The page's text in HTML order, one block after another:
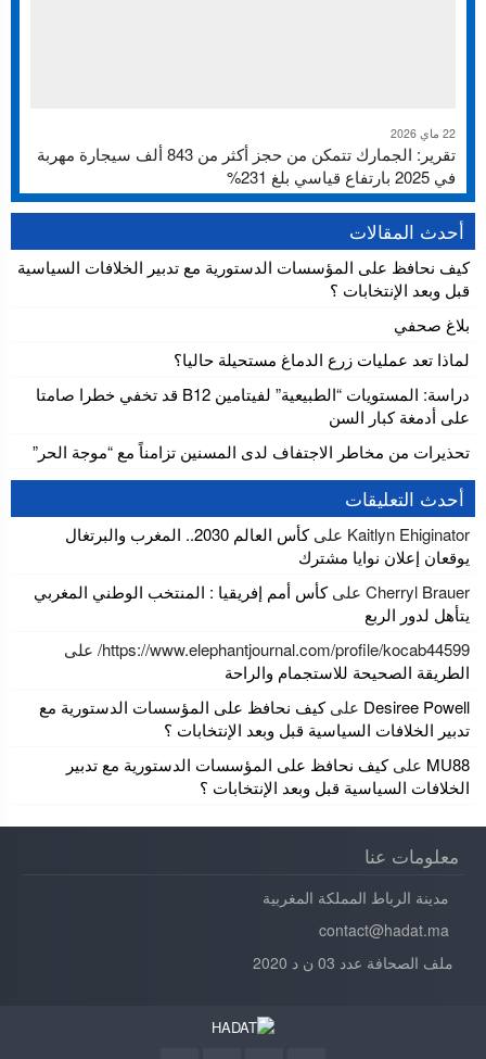
22 ماي 2026
تقرير: الجمارك تتمكن من حجز أكثر من 843 ألف سيجارة مهربة
في 2025 بارتفاع قياسي بلغ 231%
أحدث المقالات
كيف نحافظ على المؤسسات الدستورية مع تدبير الخلافات السياسية
قبل وبعد الإنتخابات ؟
بلاغ صحفي
لماذا تعد عمليات زرع الدماغ مستحيلة حاليا؟
دراسة: المستويات “الطبيعية” لفيتامين B12 قد تخفي خطرا صامتا
على أدمغة كبار السن
تحذيرات من مخاطر الاجتفاف لدى المسنين تزامناً مع “موجة الحر”
أحدث التعليقات
Kaitlyn Ehiginator على
كأس العالم 2030.. المغرب والبرتغال
يوقعان إعلان نوايا مشترك
Cherryl Brauer علىكأس أمم إفريقيا : المنتخب الوطني المغربي
يتأهل لدور الربع
https://www.elephantjournal.com/profile/kocab44599/ على
الطريقة الصحيحة للاستجمام والراحة
Desiree Powell علىكيف نحافظ على المؤسسات الدستورية مع
تدبير الخلافات السياسية قبل وبعد الإنتخابات ؟
MU88 علىكيف نحافظ على المؤسسات الدستورية مع تدبير
الخلافات السياسية قبل وبعد الإنتخابات ؟
معلومات عنا
مدينة الرباط المملكة المغربية
ملف الصحافة عدد 03 ن د 2020